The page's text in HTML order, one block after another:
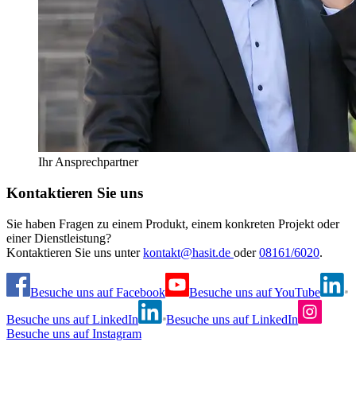
Ihr Ansprechpartner
Kontaktieren Sie uns
Sie haben Fragen zu einem Produkt, einem konkreten Projekt oder
einer Dienstleistung?
Kontaktieren Sie uns unterkontakt@hasit.de oder08161/6020.
Besuche uns auf Facebook
Besuche uns auf YouTube
Besuche uns auf LinkedIn
Besuche uns auf LinkedIn
Besuche uns auf Instagram